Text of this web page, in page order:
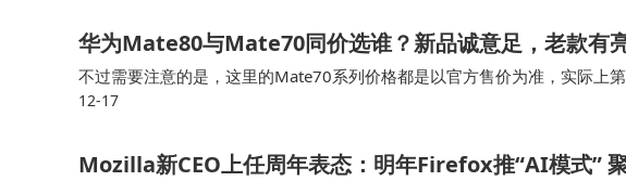
华为Mate80与Mate70同价选谁？新品诚意足，老款有
不过需要注意的是，这里的Mate70系列价格都是以官方售价为准，实际上
为Mate70标准版12GB+512GB售价也就不到4200元，Pro版也就不到470…
12-17
Mozilla新CEO上任周年表态：明年Firefox推“AI模式”